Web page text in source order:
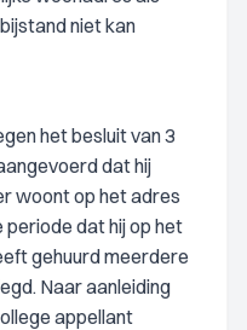
niet kan
het besluit van 3
dat hij
woont op het adres
dat hij op het
gehuurd meerdere
Naar aanleiding
appellant